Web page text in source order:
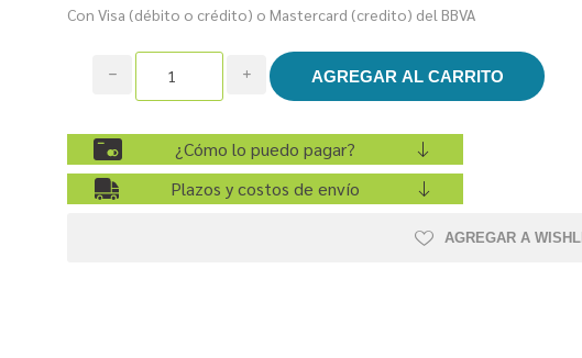
Con Visa (débito o crédito) o Mastercard (credito) del BBVA
i
h
¿Cómo lo puedo pagar?
Plazos y costos de envío
AGREGAR A